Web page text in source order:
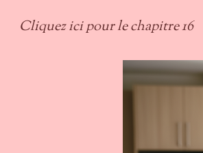
Cliquez ici pour le chapitre 16